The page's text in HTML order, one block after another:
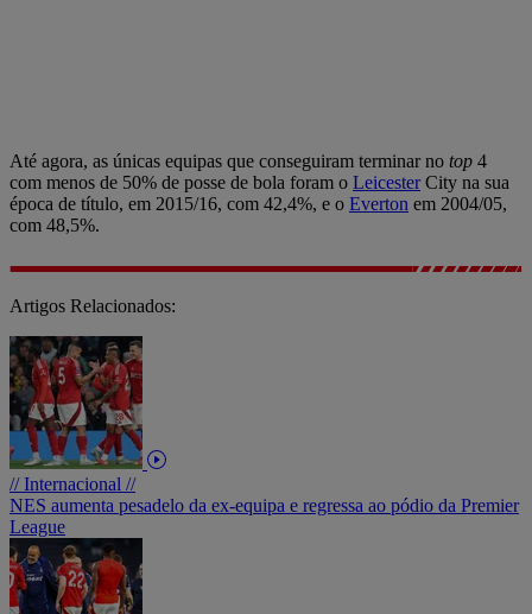
Até agora, as únicas equipas que conseguiram terminar no top 4
com menos de 50% de posse de bola foram o LeicesterCity na sua
época de título, em 2015/16, com 42,4%, e o Everton em 2004/05,
com 48,5%.
Artigos Relacionados:
// Internacional //
NES aumenta pesadelo da ex-equipa e regressa ao pódio da Premier
League